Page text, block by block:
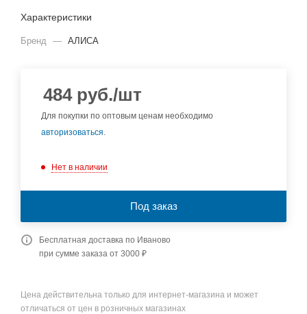
Характеристики
Бренд — АЛИСА
484руб./шт
Для покупки по оптовым ценам необходимо
авторизоваться.
Нет в наличии
Под заказ
Бесплатная доставка по Иваново
при сумме заказа от 3000 ₽
Цена действительна только для интернет-магазина и может
отличаться от цен в розничных магазинах